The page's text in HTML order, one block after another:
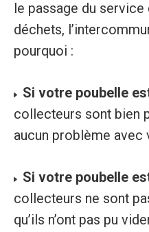
le passage du
déchets,
pourquoi :
Si votre poubelle
collecteurs sont bien
aucun problème avec
Si votre poubelle
collecteurs ne sont
qu’ils n’ont pas pu